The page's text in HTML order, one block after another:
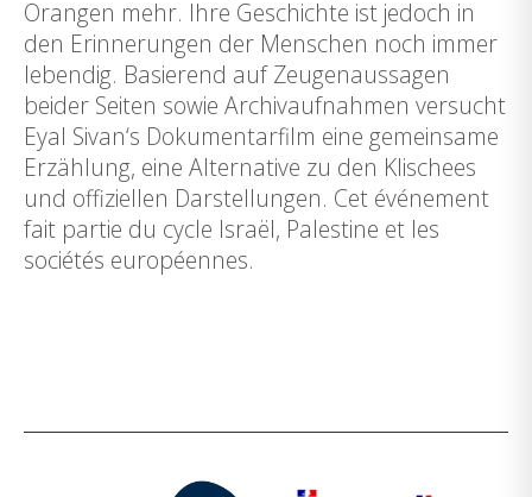
Orangen mehr. Ihre Geschichte ist jedoch in
den Erinnerungen der Menschen noch immer
lebendig. Basierend auf Zeugenaussagen
beider Seiten sowie Archivaufnahmen versucht
Eyal Sivan‘s Dokumentarfilm eine gemeinsame
Erzählung, eine Alternative zu den Klischees
und offiziellen Darstellungen. Cet événement
fait partie du cycle Israël, Palestine et les
sociétés européennes.